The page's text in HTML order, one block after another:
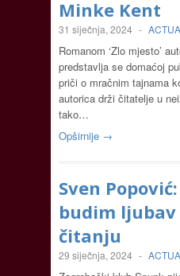
Minke Kent
31 siječnja, 2024 -
Romanom ‘Zlo mjesto’
predstavlja se domaćoj
priči o mračnim tajnama
autorica drži čitatelje u
tako…
Opširnije →
Sven
budim ljubav
čitanju
29 siječnja, 2024 -